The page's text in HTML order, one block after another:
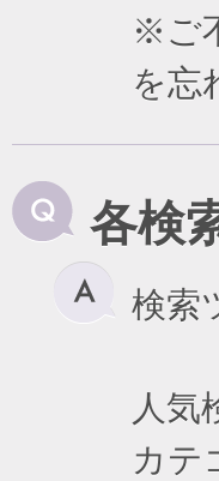
※ご
を忘
各検
検索
人気
カテ